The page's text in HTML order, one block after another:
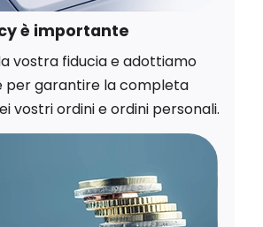
è importante
vostra fiducia e adottiamo
per garantire la completa
vostri ordini e ordini personali.